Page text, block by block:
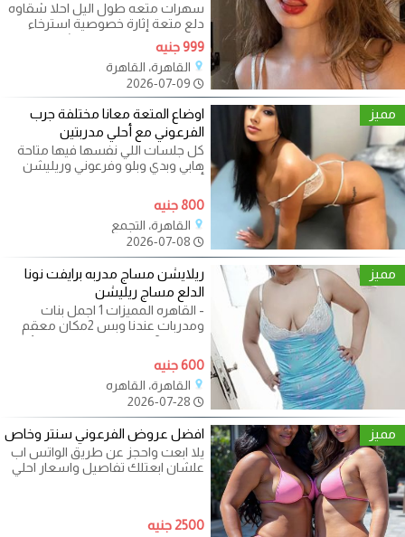
سهرات متعه طول اليل احلا شقاوه
دلع متعة إثارة خصوصية استرخاء
هابي بدي بلو فرعوني ريليشن امامي
999 جنيه
القاهرة، القاهرة
مميز
اوضاع المتعة معانا مختلفة جرب
الفرعوني مع أحلي مدربتين
كل جلسات اللي نفسها فيها متاحة
هابي وبدي وبلو وفرعوني وريليشن
800 جنيه
القاهرة، التجمع
مميز
ريلايشن مساج مدربه برايفت نونا
الدلع مساج ريليشن
- القاهره المميزات 1 اجمل بنات
ومدربات عندنا وبس 2مكان معقم
ونظيف 3 جميع الجلسات متاحه 4
الدفع بعد
600 جنيه
القاهرة، القاهره
مميز افضل عروض الفرعوني سنتر وخاص
يلا ابعت واحجز عن طريق الواتس اب
علشان ابعتلك تفاصيل واسعار احلي
2500 جنيه